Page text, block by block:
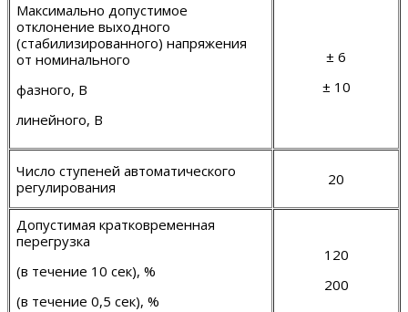
Максимально допустимое
отклонение выходного
(стабилизированного) напряжения
от номинального
фазного, В
линейного, В
± 6
± 10
Число ступеней автоматического
регулирования
20
Допустимая кратковременная
перегрузка
(в течение 10 сек), %
(в течение 0,5 сек), %
120
200